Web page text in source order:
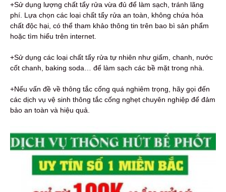
+Sử dụng lượng chất tẩy rửa vừa đủ để làm sạch, tránh lãng
phí. Lựa chọn các loại chất tẩy rửa an toàn, không chứa hóa
chất độc hại, có thể tham khảo thông tin trên bao bì sản phẩm
hoặc tìm hiểu trên internet.
+Sử dụng các loại chất tẩy rửa tự nhiên như giấm, chanh, nước
cốt chanh, baking soda… để làm sạch các bề mặt trong nhà.
+Nếu vấn đề về thông tắc cống quá nghiêm trọng, hãy gọi đến
các dịch vụ vệ sinh thông tắc cống nghẹt chuyên nghiệp để đảm
bảo an toàn và hiệu quả.